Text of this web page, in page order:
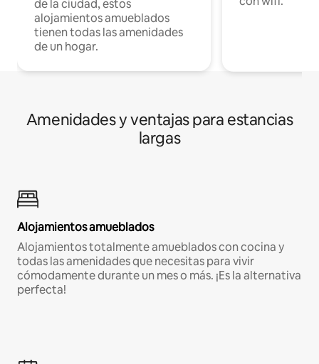
de la ciudad, estos
alojamientos amueblados
tienen todas las amenidades
de un hogar.
Amenidades y ventajas para estancias
largas
Alojamientos amueblados
Alojamientos totalmente amueblados con cocina y
todas las amenidades que necesitas para vivir
cómodamente durante un mes o más. ¡Es la alternativa
perfecta!